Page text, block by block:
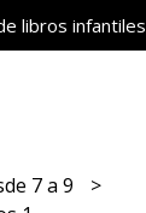
libros infantiles
7 a 9